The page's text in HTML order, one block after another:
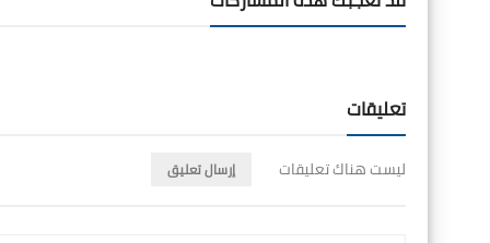
تعليقات
ليست هناك تعليقات إرسال تعليق